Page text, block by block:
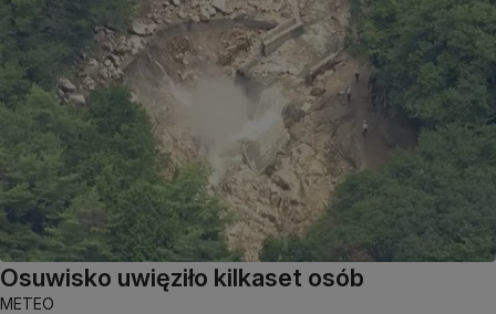
Osuwisko uwięziło kilkaset osób
METEO